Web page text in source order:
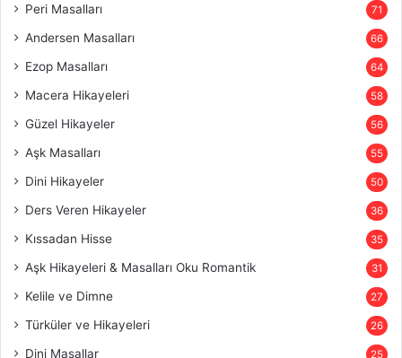
Peri Masalları 71
Andersen Masalları 66
Ezop Masalları 64
Macera Hikayeleri 58
Güzel Hikayeler 56
Aşk Masalları 55
Dini Hikayeler 50
Ders Veren Hikayeler 36
Kıssadan Hisse 35
Aşk Hikayeleri & Masalları Oku Romantik 31
Kelile ve Dimne 27
Türküler ve Hikayeleri 26
Dini Masallar 25